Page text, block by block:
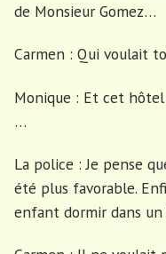
de Monsieur Gomez…
Carmen : Qui voulait
Monique : Et cet
…
La police : Je pense
été plus favorable.
enfant dormir dans